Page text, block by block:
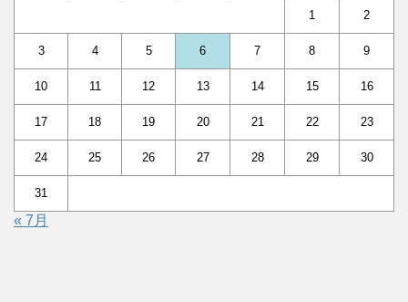
1 2
3 4 5 6 7 8 9
10 11 12 13 14 15 16
17 18 19 20 21 22 23
24 25 26 27 28 29 30
31
« 7月